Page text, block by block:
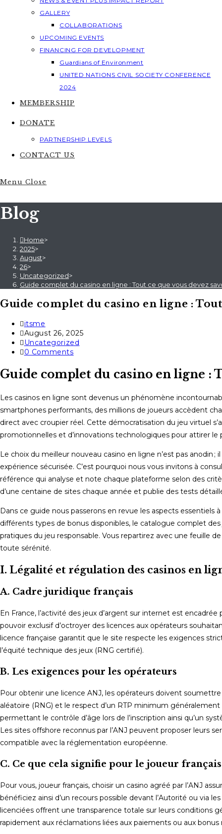
GALLERY
COLLABORATIONS
UPCOMING EVENTS
FINANCING FOR DEVELOPMENT
Guardians of Environment
UNITED NATIONS CIVIL SOCIETY CONFERENCE
2024
MEMBERSHIP
DONATE
PARTNERSHIP LEVELS
CONTACT US
Menu Close
Blog
Home>
2025>
August>
26>
Uncategorized>
Guide complet du casino en ligne : Tout ce que vous devez
Guide complet du casino en ligne :
Post
author:
itsme
Post
published:
August 26, 2025
Post
category:
Uncategorized
Post
0 Comments
Guide complet du casino en ligne :
Les casinos en ligne sont devenus un phénomène
smartphones performants, des millions de joueurs accèdent
direct avec croupier réel. Cette démocratisation du jeu virtuel
promotionnelles et d’innovations technologiques pour attirer le
Le choix du meilleur nouveau casino en ligne n’est pas anodin
expérience sécurisée. C’est pourquoi nous vous invitons à
référence qui analyse et note chaque plateforme selon des
d’une centaine de sites chaque année et publie des tests
Dans ce guide nous passerons en revue les aspects essentiels
différents types de bonus disponibles, le catalogue complet
pratiques du jeu responsable. Vous repartirez avec une feuille
toute sérénité.
I. Légalité et régulation des casinos en
A. Cadre juridique français
En France, l’activité des jeux d’argent sur internet est
pouvoir exclusif d’octroyer des licences aux opérateurs
licence française garantit que le site respecte les exigences
l’équité technique des jeux (RNG certifié).
B. Les exigences pour les opérateurs
Pour obtenir une licence ANJ, les opérateurs doivent
aléatoire (RNG) et le respect d’un RTP minimum
permettant le contrôle d’âge lors de l’inscription ainsi qu’un
Les sites offshore reconnus par l’ANJ peuvent proposer leurs
compatible avec la réglementation européenne.
C. Ce que cela signifie pour le joueur français
Pour vous, joueur français, choisir un casino agréé par l’ANJ
bénéficiez ainsi d’un recours possible devant l’Autorité ou via
licenciées offrent une transparence totale sur leurs conditions
rapidement aux réclamations liées aux paiements ou aux bonus